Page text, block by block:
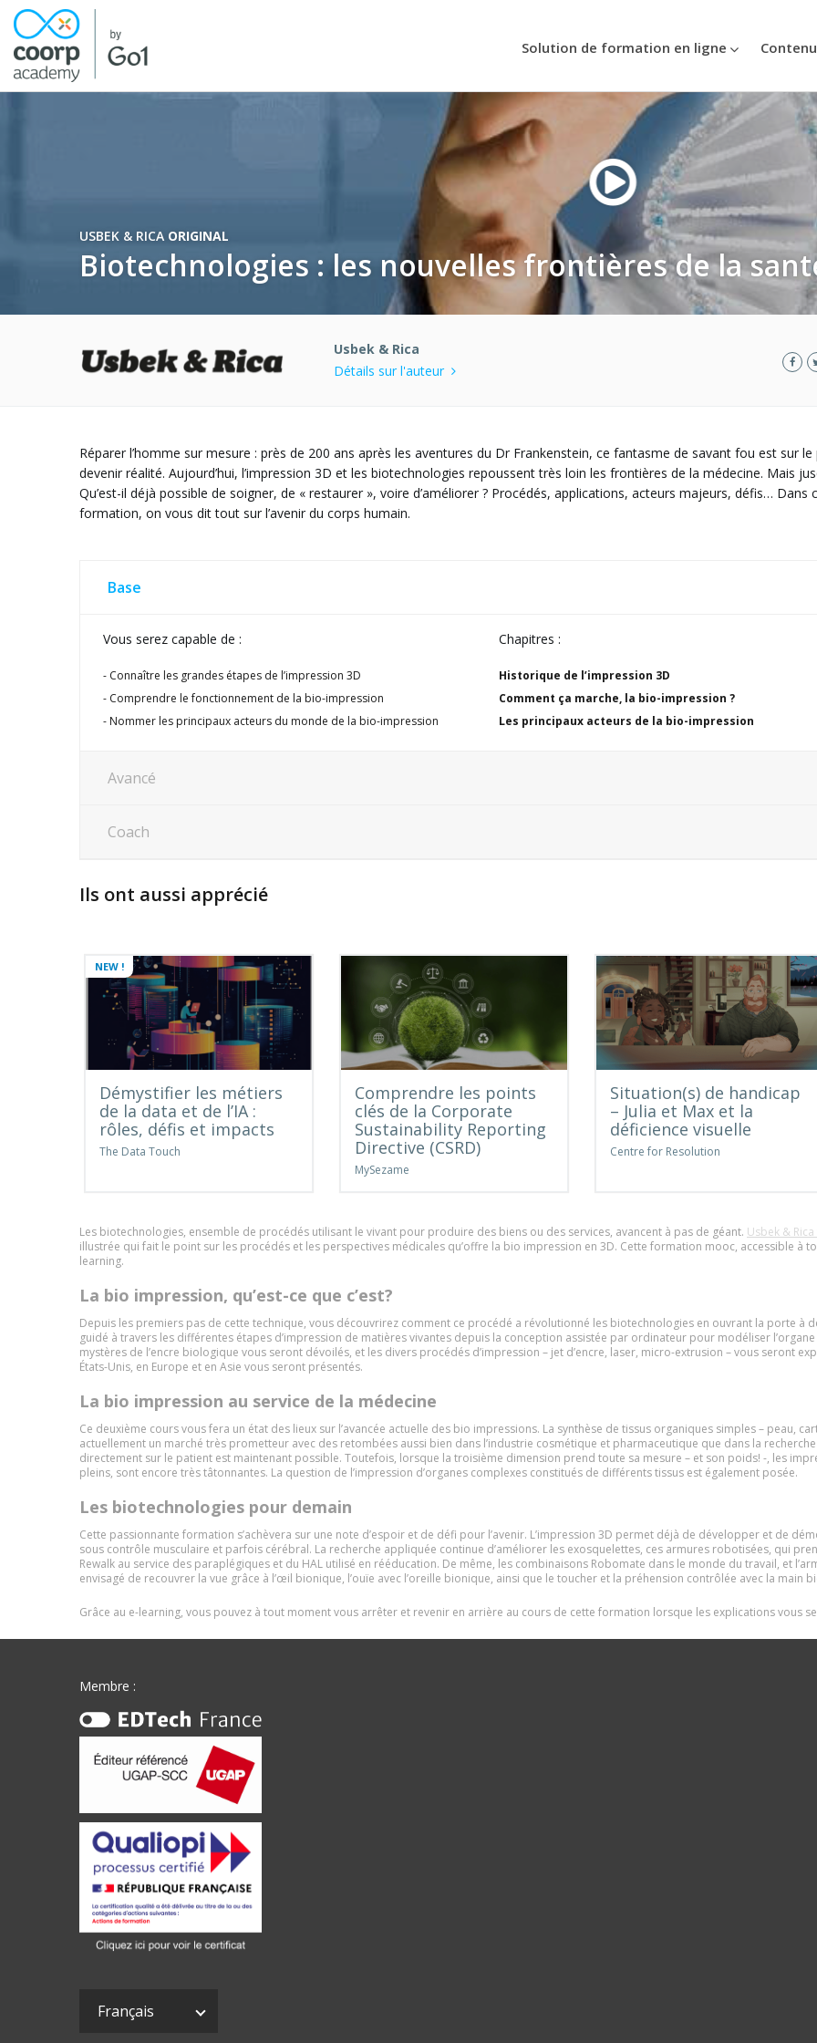
Solution de formation en ligne
USBEK & RICA ORIGINAL
Biotechnologies : les nouvelles frontières de la
Usbek & Rica
Détails sur l'auteur
Réparer l’homme sur mesure : près de 200 ans après les aventures du Dr Frankenstein, ce fantasme de savant fou est sur le
devenir réalité. Aujourd’hui, l’impression 3D et les biotechnologies repoussent très loin les frontières de la médecine. Mais
Qu’est-il déjà possible de soigner, de « restaurer », voire d’améliorer ? Procédés, applications, acteurs majeurs, défis… Dans
formation, on vous dit tout sur l’avenir du corps humain.
Base
Vous serez capable de :
Connaître les grandes étapes de l’impression 3D
Comprendre le fonctionnement de la bio-impression
Nommer les principaux acteurs du monde de la bio-impression
Chapitres :
Historique de l’impression 3D
Comment ça marche, la bio-impression ?
Les principaux acteurs de la bio-impression
Avancé
Coach
Ils ont aussi apprécié
NEW !
Démystifier les métiers
de la data et de l’IA :
rôles, défis et impacts
The Data Touch
Comprendre les points
clés de la Corporate
Sustainability Reporting
Directive (CSRD)
MySezame
Situation(s) de handicap
– Julia et Max et la
déficience visuelle
Centre for Resolution
Les biotechnologies, ensemble de procédés utilisant le vivant pour produire des biens ou des services, avancent à pas de géant. Usbek & Rica
illustrée qui fait le point sur les procédés et les perspectives médicales qu’offre la bio impression en 3D. Cette formation mooc, accessible à
learning.
La bio impression, qu’est-ce que c’est?
Depuis les premiers pas de cette technique, vous découvrirez comment ce procédé a révolutionné les biotechnologies en ouvrant la porte à
guidé à travers les différentes étapes d’impression de matières vivantes depuis la conception assistée par ordinateur pour modéliser
mystères de l’encre biologique vous seront dévoilés, et les divers procédés d’impression – jet d’encre, laser, micro-extrusion – vous seront
États-Unis, en Europe et en Asie vous seront présentés.
La bio impression au service de la médecine
Ce deuxième cours vous fera un état des lieux sur l’avancée actuelle des bio impressions. La synthèse de tissus organiques simples – peau,
actuellement un marché très prometteur avec des retombées aussi bien dans l’industrie cosmétique et pharmaceutique que dans la
directement sur le patient est maintenant possible. Toutefois, lorsque la troisième dimension prend toute sa mesure – et son poids! -, les
pleins, sont encore très tâtonnantes. La question de l’impression d’organes complexes constitués de différents tissus est également posée.
Les biotechnologies pour demain
Cette passionnante formation s’achèvera sur une note d’espoir et de défi pour l’avenir. L’impression 3D permet déjà de développer et de
sous contrôle musculaire et parfois cérébral. La recherche appliquée continue d’améliorer les exosquelettes, ces armures robotisées, qui
Rewalk au service des paraplégiques et du HAL utilisé en rééducation. De même, les combinaisons Robomate dans le monde du travail, et
envisagé de recouvrer la vue grâce à l’œil bionique, l’ouïe avec l’oreille bionique, ainsi que le toucher et la préhension contrôlée avec la main
Grâce au e-learning, vous pouvez à tout moment vous arrêter et revenir en arrière au cours de cette formation lorsque les explications vous
Membre :